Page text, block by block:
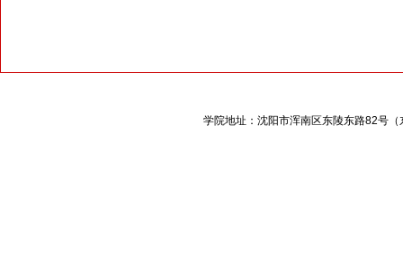
学院地址：沈阳市浑南区东陵东路82号（